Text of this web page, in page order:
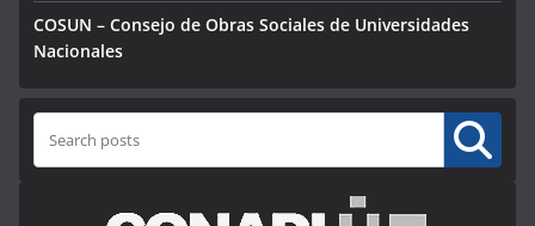
COSUN – Consejo de Obras Sociales de Universidades
Nacionales
Buscar